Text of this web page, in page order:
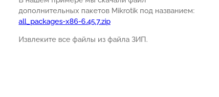
дополнительных пакетов Mikrotik под названием:
all_packages-x86-6.45.7.zip
Извлеките все файлы из файла ЗИП.